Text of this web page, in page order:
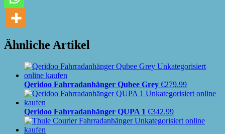
Ähnliche Artikel
Qeridoo Fahrradanhänger Qubee Grey €279.99
Qeridoo Fahrradanhänger QUPA 1 €342.99